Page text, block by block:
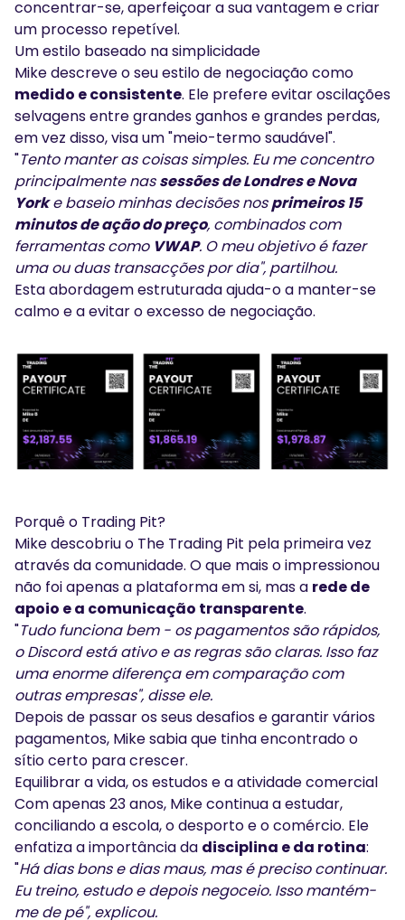
concentrar-se, aperfeiçoar a sua vantagem e criar
um processo repetível.
Um estilo baseado na simplicidade
Mike descreve o seu estilo de negociação como
medido e consistente. Ele prefere evitar oscilações
selvagens entre grandes ganhos e grandes perdas,
em vez disso, visa um "meio-termo saudável".
"Tento manter as coisas simples. Eu me concentro
principalmente nassessões de Londres e Nova
Yorke baseio minhas decisões nosprimeiros 15
minutos de ação do preço, combinados com
ferramentas como VWAP. O meu objetivo é fazer
uma ou duas transacções por dia", partilhou.
Esta abordagem estruturada ajuda-o a manter-se
calmo e a evitar o excesso de negociação.
Porquê o Trading Pit?
Mike descobriu o The Trading Pit pela primeira vez
através da comunidade. O que mais o impressionou
não foi apenas a plataforma em si, mas a rede de
apoio e a comunicação transparente.
"Tudo funciona bem - os pagamentos são rápidos,
o Discord está ativo e as regras são claras. Isso faz
uma enorme diferença em comparação com
outras empresas", disse ele.
Depois de passar os seus desafios e garantir vários
pagamentos, Mike sabia que tinha encontrado o
sítio certo para crescer.
Equilibrar a vida, os estudos e a atividade comercial
Com apenas 23 anos, Mike continua a estudar,
conciliando a escola, o desporto e o comércio. Ele
enfatiza a importância da disciplina e da rotina:
"Há dias bons e dias maus, mas é preciso continuar.
Eu treino, estudo e depois negoceio. Isso mantém-
me de pé", explicou.